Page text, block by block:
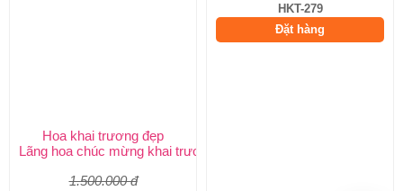
Hoa khai trương đẹp
Lãng hoa chúc mừng khai trương
1.500.000 đ